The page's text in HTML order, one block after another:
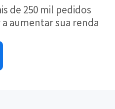
de 250 mil pedidos
aumentar sua renda